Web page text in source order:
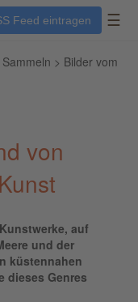
Feed eintragen ☰
Sammeln > Bilder vom
von
auf
und der
küstennahen
dieses Genres